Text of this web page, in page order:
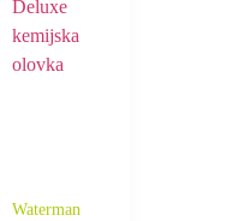
Waterman